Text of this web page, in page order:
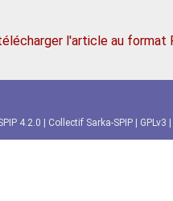
l'article au format
4.2.0 Collectif Sarka-SPIP GPLv3